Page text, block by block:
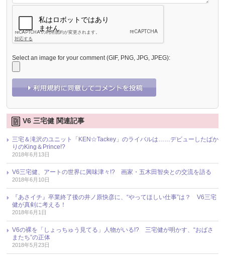
Select an image for your comment (GIF, PNG, JPG, JPEG):
V6 三宅健 関連記事
三宅＆滝沢のユニット「KEN☆Tackey」のライバルは……デビューしたばか
りのKing＆Prince!?
2018年6月13日
V6三宅健、アートの世界に興味津々!? 画家・五木田智央との交流を語る
2018年6月10日
『あさイチ』卒業終了後の井ノ原快彦に、“やってほしい仕事”は？ V6三宅
健が真剣に考える！
2018年6月1日
V6の裸を「しょっちゅう見てる」人物がいる!? 三宅健が明かす、“おばさ
またち”の正体
2018年5月23日